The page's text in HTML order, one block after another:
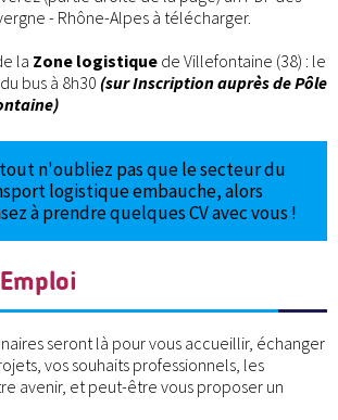
- Rhône-Alpes à télécharger.
la Zone logistique de Villefontaine (38) : le
bus à 8h30 (sur Inscription auprès de Pôle
n'oubliez pas que le secteur du
logistique embauche, alors
à prendre quelques CV avec vous !
seront là pour vous accueillir, échanger
vos souhaits professionnels, les
avenir, et peut-être vous proposer un